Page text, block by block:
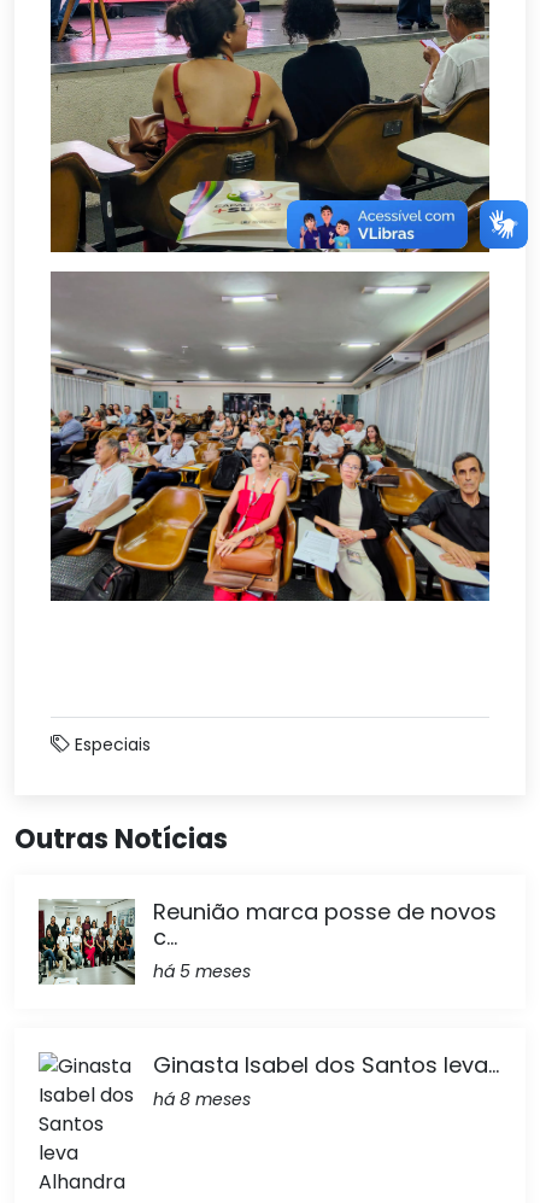
Especiais
Outras Notícias
Reunião marca posse de novos
c...
há 5 meses
Ginasta Isabel dos Santos leva...
há 8 meses